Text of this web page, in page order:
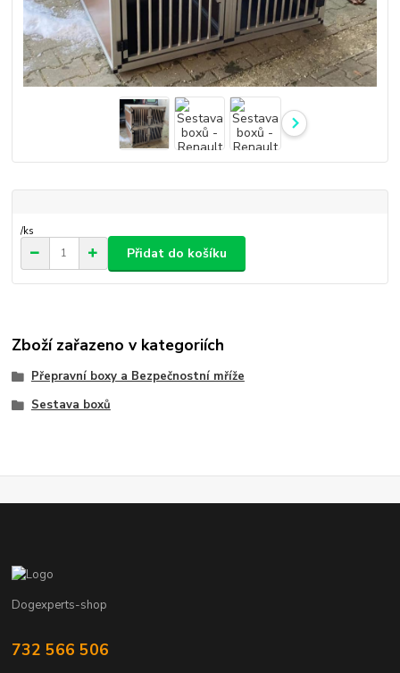
/ks
Přidat do košíku
Zboží zařazeno v kategoriích
Přepravní boxy a Bezpečnostní mříže
Sestava boxů
Dogexperts-shop
732 566 506